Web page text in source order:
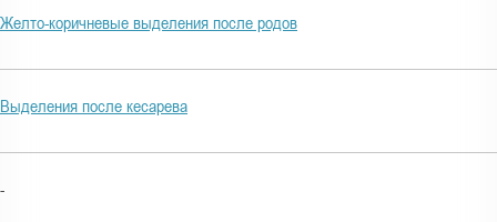
Желто-коричневые выделения после родов
Выделения после кесарева
-